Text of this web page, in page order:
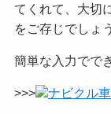
てくれて、大切
をご存じでしょ
簡単な入力でで
>>> ナビクル